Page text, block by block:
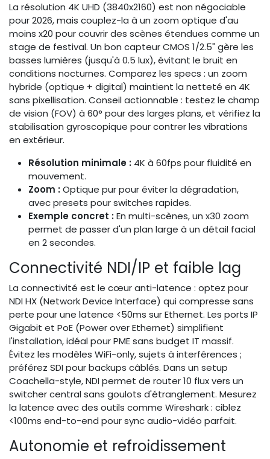
La résolution 4K UHD (3840x2160) est non négociable
pour 2026, mais couplez-la à un zoom optique d'au
moins x20 pour couvrir des scènes étendues comme un
stage de festival. Un bon capteur CMOS 1/2.5" gère les
basses lumières (jusqu'à 0.5 lux), évitant le bruit en
conditions nocturnes. Comparez les specs : un zoom
hybride (optique + digital) maintient la netteté en 4K
sans pixellisation. Conseil actionnable : testez le champ
de vision (FOV) à 60° pour des larges plans, et vérifiez la
stabilisation gyroscopique pour contrer les vibrations
en extérieur.
Résolution minimale : 4K à 60fps pour fluidité en
mouvement.
Zoom :Optique pur pour éviter la dégradation,
avec presets pour switches rapides.
Exemple concret :En multi-scènes, un x30 zoom
permet de passer d'un plan large à un détail facial
en 2 secondes.
Connectivité NDI/IP et faible lag
La connectivité est le cœur anti-latence : optez pour
NDI HX (Network Device Interface) qui compresse sans
perte pour une latence <50ms sur Ethernet. Les ports IP
Gigabit et PoE (Power over Ethernet) simplifient
l'installation, idéal pour PME sans budget IT massif.
Évitez les modèles WiFi-only, sujets à interférences ;
préférez SDI pour backups câblés. Dans un setup
Coachella-style, NDI permet de router 10 flux vers un
switcher central sans goulots d'étranglement. Mesurez
la latence avec des outils comme Wireshark : ciblez
<100ms end-to-end pour sync audio-vidéo parfait.
Autonomie et refroidissement